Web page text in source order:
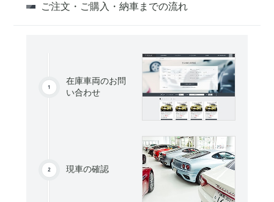
ご注文・ご購入・納車までの流れ
在庫車両のお問
い合わせ
現車の確認